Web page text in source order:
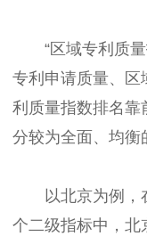
“区域专利质量
专利申请质量、区
利质量指数排名靠
分较为全面、均衡
以北京为例，
个二级指标中，北